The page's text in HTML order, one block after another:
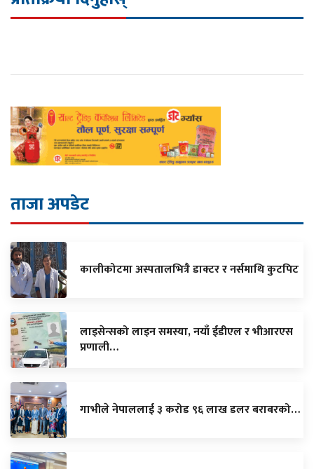
ताजा अपडेट
कालीकोटमा अस्पतालभित्रै डाक्टर र नर्समाथि कुटपिट
लाइसेन्सको लाइन समस्या, नयाँ ईडीएल र भीआरएस
प्रणाली…
गाभीले नेपाललाई ३ करोड ९६ लाख डलर बराबरको…